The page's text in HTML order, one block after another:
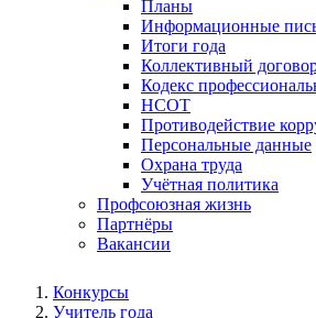
Планы
Информационные
Итоги года
Коллективный
Кодекс
НСОТ
Противодействие
Персональные данные
Охрана труда
Учётная политика
Профсоюзная жизнь
Партнёры
Вакансии
Конкурсы
Учитель года